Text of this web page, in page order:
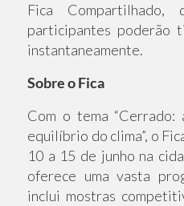
Fica
participantes poderão
instantaneamente.
Sobre o Fica
Com o tema
equilíbrio do clima”, o
10 a 15 de junho na
oferece uma vasta
inclui mostras